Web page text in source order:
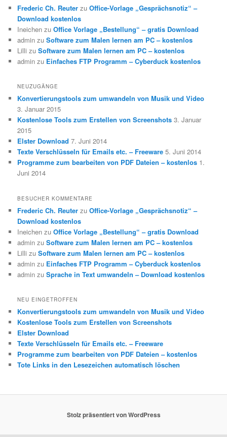
Frederic Ch. Reuter zuOffice-Vorlage „Gesprächsnotiz“ –
Download kostenlos
Ineichen zuOffice Vorlage „Bestellung“ – gratis Download
admin zuSoftware zum Malen lernen am PC – kostenlos
Lilli zuSoftware zum Malen lernen am PC – kostenlos
admin zu Einfaches FTP Programm – Cyberduck kostenlos
NEUZUGÄNGE
Konvertierungstools zum umwandeln von Musik und Video
3. Januar 2015
Kostenlose Tools zum Erstellen von Screenshots 3. Januar
2015
Elster Download 7. Juni 2014
Texte Verschlüsseln für Emails etc. – Freeware 5. Juni 2014
Programme zum bearbeiten von PDF Dateien – kostenlos 1.
Juni 2014
BESUCHER KOMMENTARE
Frederic Ch. Reuter zuOffice-Vorlage „Gesprächsnotiz“ –
Download kostenlos
Ineichen zuOffice Vorlage „Bestellung“ – gratis Download
admin zuSoftware zum Malen lernen am PC – kostenlos
Lilli zuSoftware zum Malen lernen am PC – kostenlos
admin zu Einfaches FTP Programm – Cyberduck kostenlos
admin zuSprache in Text umwandeln – Download kostenlos
NEU EINGETROFFEN
Konvertierungstools zum umwandeln von Musik und Video
Kostenlose Tools zum Erstellen von Screenshots
Elster Download
Texte Verschlüsseln für Emails etc. – Freeware
Programme zum bearbeiten von PDF Dateien – kostenlos
Tote Links in den Lesezeichen automatisch löschen
Stolz präsentiert von WordPress